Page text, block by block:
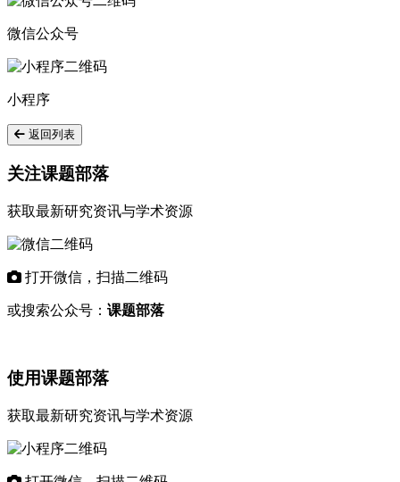
微信公众号
小程序
返回列表
关注课题部落
获取最新研究资讯与学术资源
打开微信，扫描二维码
或搜索公众号： 课题部落
使用课题部落
获取最新研究资讯与学术资源